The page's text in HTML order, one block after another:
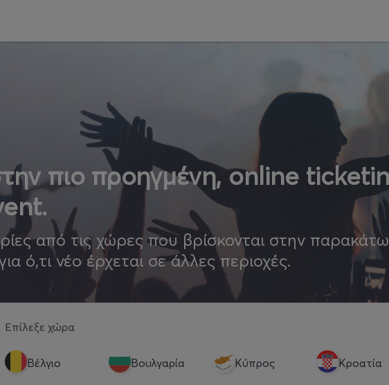
πιο προηγμένη, online
από τις χώρες που βρίσκονται στην παρακάτω
ό,τι νέο έρχεται σε άλλες περιοχές.
Επίλεξε χώρα
Βέλγιο Βουλγαρία Κύπρος Κροατία